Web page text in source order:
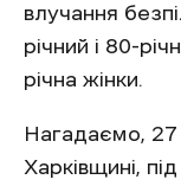
влучання
річний і 80-
річна жінки.
Нагадаємо, 27
Харківщині,